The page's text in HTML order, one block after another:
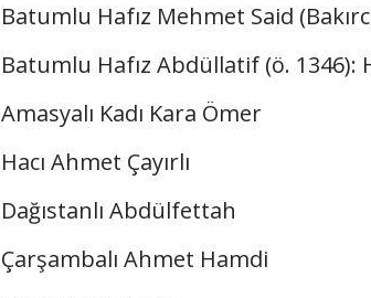
Batumlu Hafız Mehmet Said
Batumlu Hafız Abdüllatif (ö. 1346):
Amasyalı Kadı Kara Ömer
Hacı Ahmet Çayırlı
Dağıstanlı Abdülfettah
Çarşambalı Ahmet Hamdi